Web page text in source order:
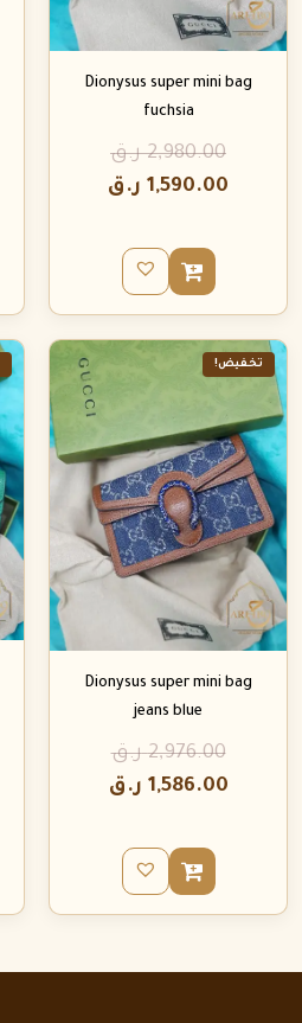
Dionysus super mini bag
fuchsia
2,980.00 ر.ق
1,590.00 ر.ق
تخفيض!
Dionysus super mini bag
jeans blue
2,976.00 ر.ق
1,586.00 ر.ق